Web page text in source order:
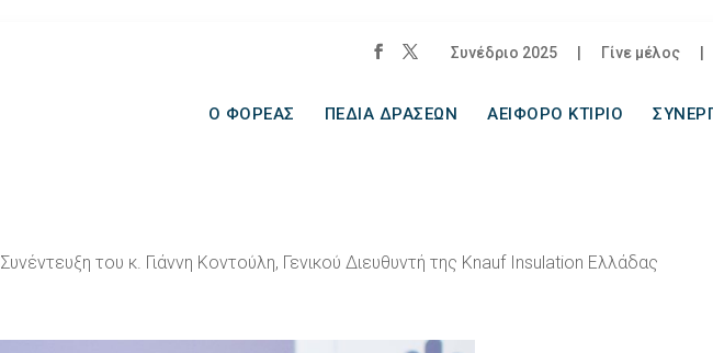
Συνέδριο 2025 | Γίνε μέλος |
Ο ΦΟΡΕΑΣ ΠΕΔΙΑ ΔΡΑΣΕΩΝ ΑΕΙΦΟΡΟ ΚΤΙΡΙΟ
Συνέντευξη του κ. Γιάννη Κοντούλη, Γενικού Διευθυντή της Knauf Insulation Ελλάδας